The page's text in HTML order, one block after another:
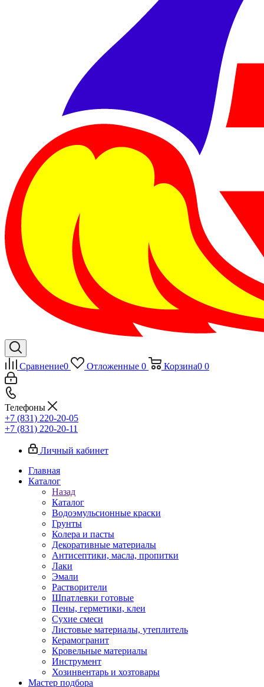
Сравнение0 Отложенные 0 Корзина0 0
Телефоны
+7 (831) 220-20-05
+7 (831) 220-20-11
Личный кабинет
Главная
Каталог
Назад
Каталог
Водоэмульсионные краски
Грунты
Колера и пасты
Декоративные материалы
Антисептики, масла, пропитки
Лаки
Эмали
Растворители
Шпатлевки готовые
Пены, герметики, клеи
Сухие смеси
Листовые материалы, утеплитель
Керамогранит
Кровельные материалы
Инструмент
Хозинвентарь и хозтовары
Мастер подбора